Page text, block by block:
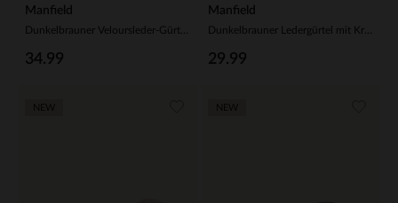
Manfield
34.99
Manfield
Dunkelbrauner Ledergürtel mit Krokomuster
29.99